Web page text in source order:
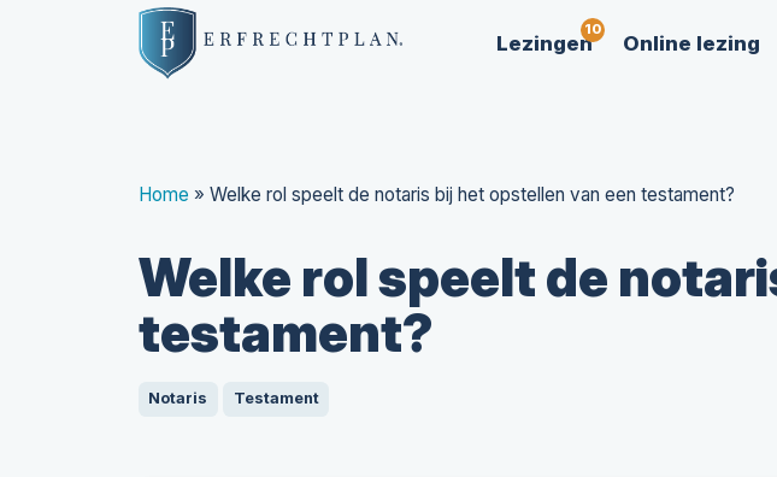
Lezingen Online lezing
Home » Welke rol speelt de notaris bij het opstellen van een testament?
Welke rol speelt de
testament?
Notaris Testament